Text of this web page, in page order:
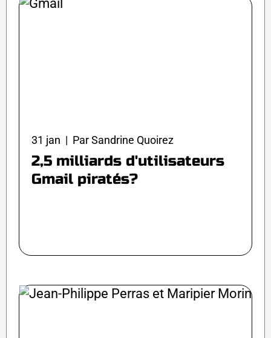
31 jan | Par Sandrine Quoirez
2,5 milliards d'utilisateurs
Gmail piratés?